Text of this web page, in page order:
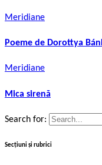
Meridiane
Poeme de Dorottya
Meridiane
Mica sirenă
Search for:
Secțiuni și rubrici